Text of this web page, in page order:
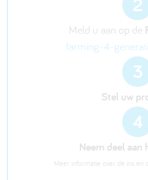
Meld u aan op de
farming-4-
3
Stel uw
4
Neem deel aan
Meer informatie over de ins en